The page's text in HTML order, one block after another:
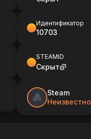
Идентификатор
10703
STEAMID
Скрыт
Steam
Неизвестно